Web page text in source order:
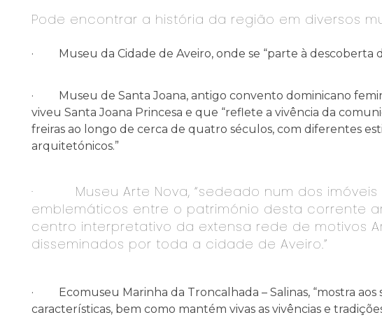
Pode encontrar a história da região em diversos
· Museu da Cidade de Aveiro, onde se “parte à descoberta
· Museu de Santa Joana, antigo convento dominicano
viveu Santa Joana Princesa e que “reflete a vivência da
freiras ao longo de cerca de quatro séculos, com diferentes
arquitetónicos.”
· Museu Arte Nova, “sedeado num dos imóveis
emblemáticos entre o património desta corrente
centro interpretativo da extensa rede de motivos
disseminados por toda a cidade de Aveiro.”
· Ecomuseu Marinha da Troncalhada – Salinas, “mostra aos
características, bem como mantém vivas as vivências e